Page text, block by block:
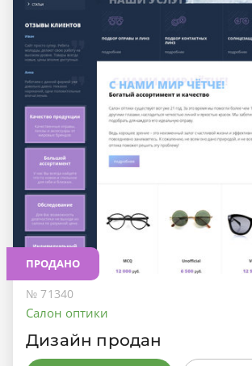
ПРОДАНО
№ 71340
Салон оптики
Дизайн продан